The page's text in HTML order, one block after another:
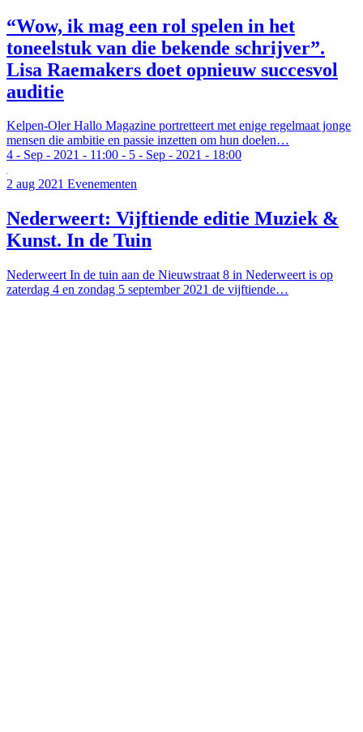
“Wow, ik mag een rol spelen in het
toneelstuk van die bekende schrijver”.
Lisa Raemakers doet opnieuw succesvol
auditie
Kelpen-Oler Hallo Magazine portretteert met enige regelmaat jonge
mensen die ambitie en passie inzetten om hun doelen…
4 - Sep - 2021 - 11:00 - 5 - Sep - 2021 - 18:00
2 aug 2021 Evenementen
Nederweert: Vijftiende editie Muziek &
Kunst. In de Tuin
Nederweert In de tuin aan de Nieuwstraat 8 in Nederweert is op
zaterdag 4 en zondag 5 september 2021 de vijftiende…